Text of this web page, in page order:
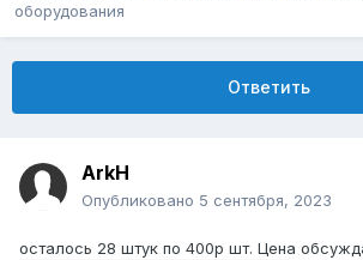
оборудования
Ответить
ArkH
Опубликовано 5 сентября, 2023
осталось 28 штук по 400р шт. Цена